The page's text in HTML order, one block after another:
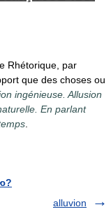
Rhétorique, par
que des choses ou
ingénieuse. Allusion
En parlant
alluvion